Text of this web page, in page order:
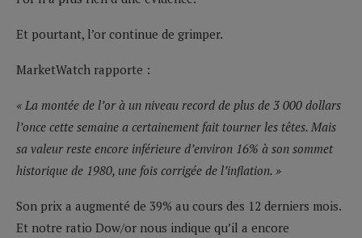
Et pourtant, l’or continue de grimper.
MarketWatch rapporte :
« La montée de l’or à un niveau record de plus de 3 000 dollars
l’once cette semaine a certainement fait tourner les têtes. Mais
sa valeur reste encore inférieure d’environ 16% à son sommet
historique de 1980, une fois corrigée de l’inflation. »
Son prix a augmenté de 39% au cours des 12 derniers mois.
Et notre ratio Dow/or nous indique qu’il a encore